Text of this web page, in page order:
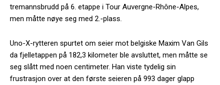
tremannsbrudd på 6. etappe i Tour Auvergne-Rhône-Alpes,
men måtte nøye seg med 2.-plass.
Uno-X-rytteren spurtet om seier mot belgiske Maxim Van Gils
da fjelletappen på 182,3 kilometer ble avsluttet, men måtte se
seg slått med noen centimeter. Han viste tydelig sin
frustrasjon over at den første seieren på 993 dager glapp